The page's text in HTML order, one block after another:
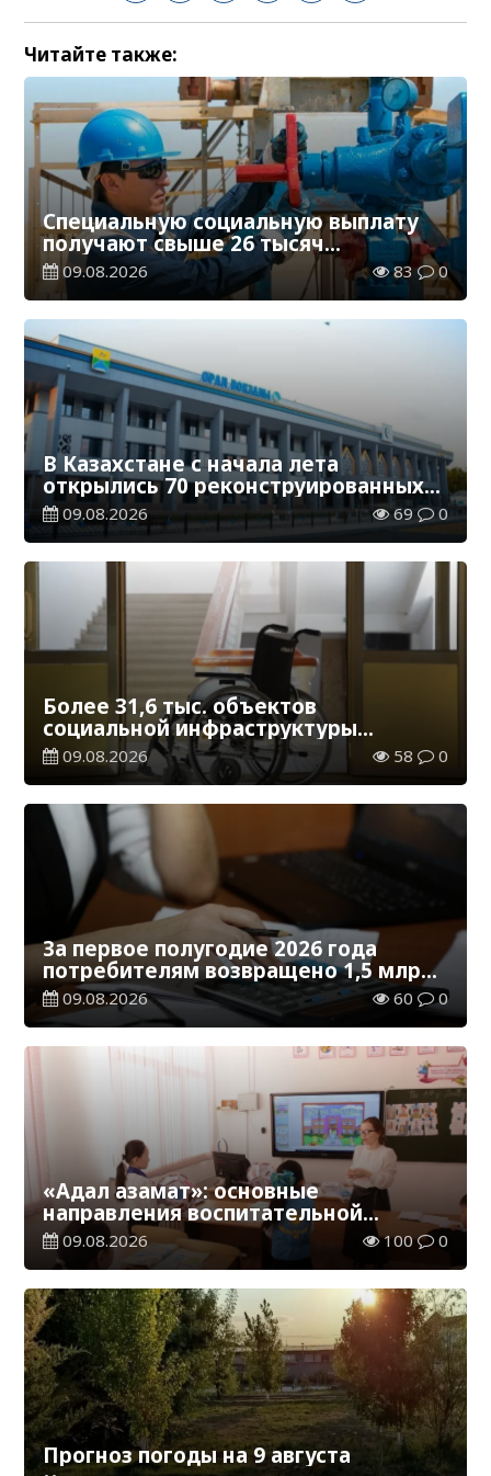
Читайте также:
Специальную социальную выплату
получают свыше 26 тысяч
работников, занятых во вредных
условиях труда
09.08.2026 83 0
В Казахстане с начала лета
открылись 70 реконструированных
железнодорожных вокзалов
09.08.2026 69 0
Более 31,6 тыс. объектов
социальной инфраструктуры
адаптированы для лиц с
инвалидностью
09.08.2026 58 0
За первое полугодие 2026 года
потребителям возвращено 1,5 млрд
тенге
09.08.2026 60 0
«Адал азамат»: основные
направления воспитательной
работы в новом учебном году
09.08.2026 100 0
Прогноз погоды на 9 августа